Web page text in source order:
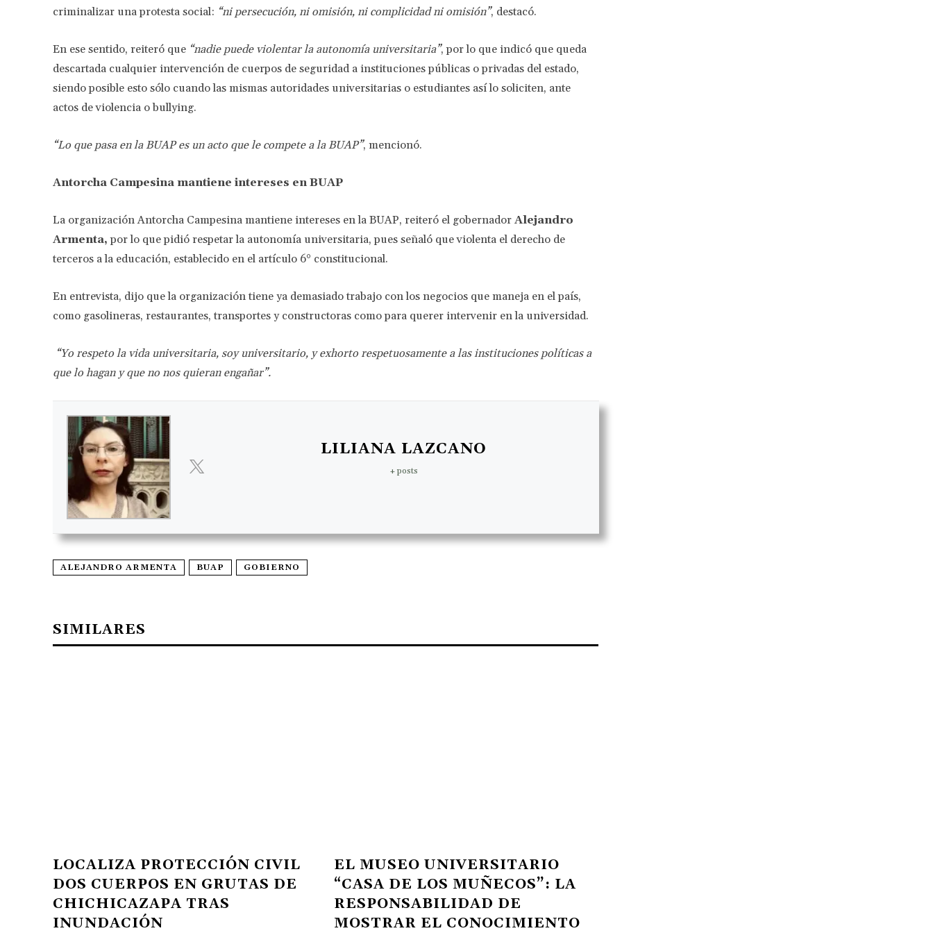
criminalizar una protesta social: “ni persecución, ni omisión, ni complicidad ni omisión”, destacó.
En ese sentido, reiteró que “nadie puede violentar la autonomía universitaria”, por lo que indicó que queda
descartada cualquier intervención de cuerpos de seguridad a instituciones públicas o privadas del estado,
siendo posible esto sólo cuando las mismas autoridades universitarias o estudiantes así lo soliciten, ante
actos de violencia o bullying.
“Lo que pasa en la BUAP es un acto que le compete a la BUAP”, mencionó.
Antorcha Campesina mantiene intereses en BUAP
La organización Antorcha Campesina mantiene intereses en la BUAP, reiteró el gobernador Alejandro
Armenta, por lo que pidió respetar la autonomía universitaria, pues señaló que violenta el derecho de
terceros a la educación, establecido en el artículo 6° constitucional.
En entrevista, dijo que la organización tiene ya demasiado trabajo con los negocios que maneja en el país,
como gasolineras, restaurantes, transportes y constructoras como para querer intervenir en la universidad.
“Yo respeto la vida universitaria, soy universitario, y exhorto respetuosamente a las instituciones políticas a
que lo hagan y que no nos quieran engañar”.
LILIANA LAZCANO
+ posts
ALEJANDRO ARMENTA BUAP GOBIERNO
SIMILARES
LOCALIZA PROTECCIÓN CIVIL
DOS CUERPOS EN GRUTAS DE
CHICHICAZAPA TRAS
INUNDACIÓN
EL MUSEO UNIVERSITARIO
“CASA DE LOS MUÑECOS”: LA
RESPONSABILIDAD DE
MOSTRAR EL CONOCIMIENTO